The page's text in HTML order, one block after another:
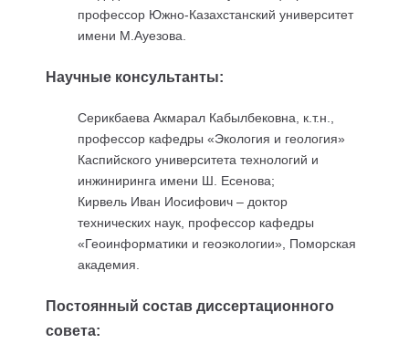
профессор Южно-Казахстанский университет
имени М.Ауезова.
Научные консультанты:
Серикбаева Акмарал Кабылбековна, к.т.н.,
профессор кафедры «Экология и геология»
Каспийского университета технологий и
инжиниринга имени Ш. Есенова;
Кирвель Иван Иосифович – доктор
технических наук, профессор кафедры
«Геоинформатики и геоэкологии», Поморская
академия.
Постоянный состав диссертационного
совета: